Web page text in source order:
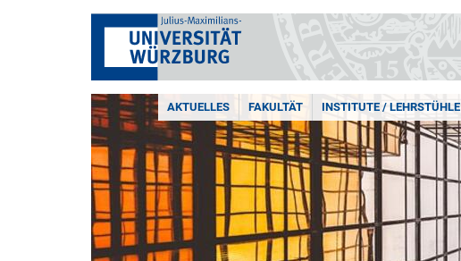
AKTUELLES FAKULTÄT INSTITUTE / LEHRSTÜHLE